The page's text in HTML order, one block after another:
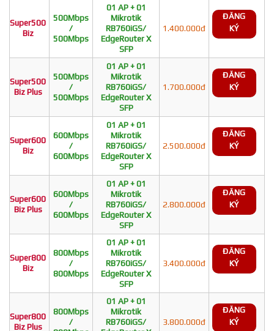
Super500
Biz
500Mbps
/
500Mbps
01 AP + 01
Mikrotik
RB760iGS/
EdgeRouter X
SFP
1.400.000đ
ĐĂNG
KÝ
Super500
Biz Plus
500Mbps
/
500Mbps
01 AP + 01
Mikrotik
RB760iGS/
EdgeRouter X
SFP
1.700.000đ
ĐĂNG
KÝ
Super600
Biz
600Mbps
/
600Mbps
01 AP + 01
Mikrotik
RB760iGS/
EdgeRouter X
SFP
2.500.000đ
ĐĂNG
KÝ
Super600
Biz Plus
600Mbps
/
600Mbps
01 AP + 01
Mikrotik
RB760iGS/
EdgeRouter X
SFP
2.800.000đ
ĐĂNG
KÝ
Super800
Biz
800Mbps
/
800Mbps
01 AP + 01
Mikrotik
RB760iGS/
EdgeRouter X
SFP
3.400.000đ
ĐĂNG
KÝ
Super800
Biz Plus
800Mbps
/
01 AP + 01
Mikrotik
RB760iGS/
3.800.000đ
ĐĂNG
KÝ